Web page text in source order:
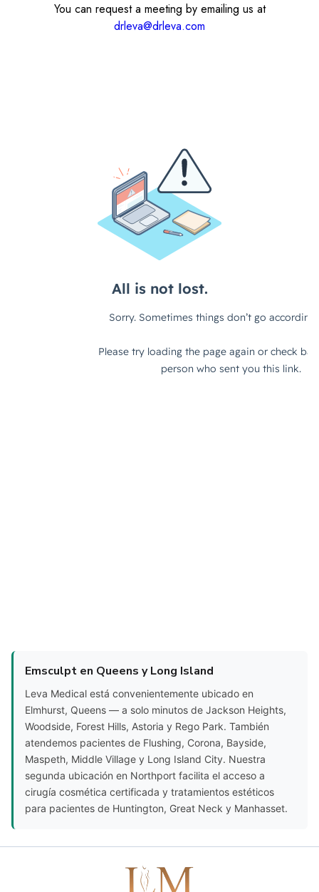
You can request a meeting by emailing us at
drleva@drleva.com
Emsculpt en Queens y Long Island
Leva Medical está convenientemente ubicado en
Elmhurst, Queens — a solo minutos de Jackson Heights,
Woodside, Forest Hills, Astoria y Rego Park. También
atendemos pacientes de Flushing, Corona, Bayside,
Maspeth, Middle Village y Long Island City. Nuestra
segunda ubicación en Northport facilita el acceso a
cirugía cosmética certificada y tratamientos estéticos
para pacientes de Huntington, Great Neck y Manhasset.